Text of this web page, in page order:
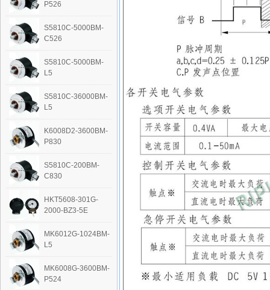
P526
S5810C-5000BM-
C526
S5810C-5000BM-
L5
S5810C-36000BM-
L5
K6008D2-3600BM-
P830
S5810C-200BM-
C830
HKT5608-301G-
2000-BZ3-5E
MK6012G-1024BM-
L5
‭MK6008G-3600BM-
P524